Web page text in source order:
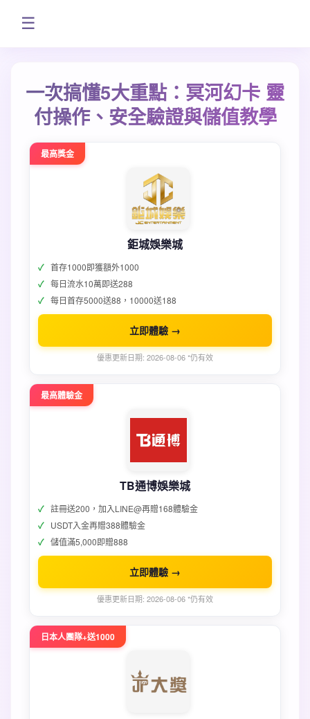
☰
一次搞懂5大重點：冥河幻卡 靈
付操作、安全驗證與儲值教學
最高獎金
鉅城娛樂城
首存1000即獲額外1000
每日流水10萬即送288
每日首存5000送88，10000送188
立即體驗 →
優惠更新日期: 2026-08-06 *仍有效
最高體驗金
TB通博娛樂城
註冊送200，加入LINE@再贈168體驗金
USDT入金再贈388體驗金
儲值滿5,000即贈888
立即體驗 →
優惠更新日期: 2026-08-06 *仍有效
日本人團隊+送1000